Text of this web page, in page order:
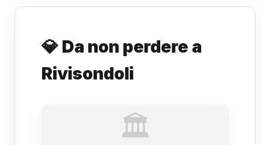
💎 Da non perdere a
Rivisondoli
🏛️